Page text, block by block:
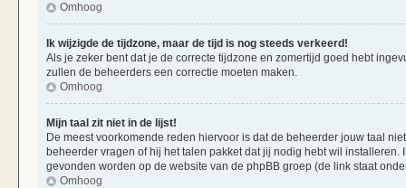
Omhoog
Ik wijzigde de tijdzone, maar de tijd is nog steeds verkeerd!
Als je zeker bent dat je de correcte tijdzone en zomertijd goed hebt
zullen de beheerders een correctie moeten maken.
Omhoog
Mijn taal zit niet in de lijst!
De meest voorkomende reden hiervoor is dat de beheerder jouw taal
beheerder vragen of hij het talen pakket dat jij nodig hebt wil
gevonden worden op de website van de phpBB groep (de link staat
Omhoog